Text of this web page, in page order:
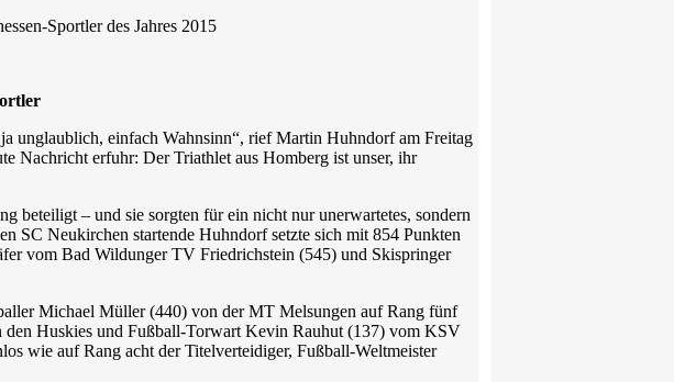
Sportler des Jahres 2015
unglaublich, einfach Wahnsinn“, rief Martin Huhndorf am Freitag
Nachricht erfuhr: Der Triathlet aus Homberg ist unser, ihr
beteiligt – und sie sorgten für ein nicht nur unerwartetes, sondern
SC Neukirchen startende Huhndorf setzte sich mit 854 Punkten
vom Bad Wildunger TV Friedrichstein (545) und Skispringer
Michael Müller (440) von der MT Melsungen auf Rang fünf
Huskies und Fußball-Torwart Kevin Rauhut (137) vom KSV
wie auf Rang acht der Titelverteidiger, Fußball-Weltmeister